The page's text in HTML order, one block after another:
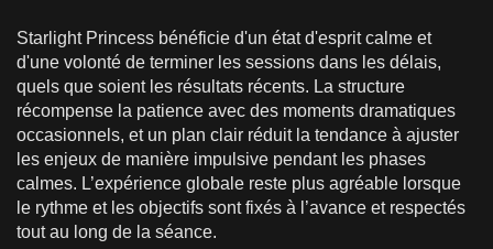
Starlight Princess bénéficie d'un état d'esprit calme et
d'une volonté de terminer les sessions dans les délais,
quels que soient les résultats récents. La structure
récompense la patience avec des moments dramatiques
occasionnels, et un plan clair réduit la tendance à ajuster
les enjeux de manière impulsive pendant les phases
calmes. L’expérience globale reste plus agréable lorsque
le rythme et les objectifs sont fixés à l’avance et respectés
tout au long de la séance.